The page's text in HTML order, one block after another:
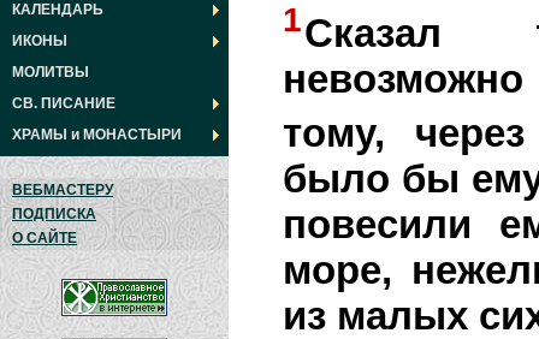
КАЛЕНДАРЬ
ИКОНЫ
МОЛИТВЫ
СВ. ПИСАНИЕ
ХРАМЫ и МОНАСТЫРИ
ВЕБМАСТЕРУ
ПОДПИСКА
О САЙТЕ
1
невозможно
тому,
было бы
повесили
море,
из малых